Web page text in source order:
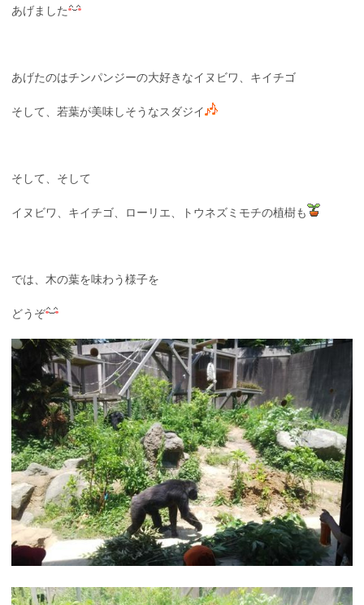
あげました
あげたのはチンパンジーの大好きなイヌビワ、キイチゴ
そして、若葉が美味しそうなスダジイ
そして、そして
イヌビワ、キイチゴ、ローリエ、トウネズミモチの植樹も
では、木の葉を味わう様子を
どうぞ